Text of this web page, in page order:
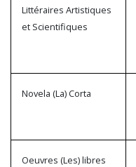
Littéraires Artistiques
et Scientifiques
Novela (La) Corta
Oeuvres (Les) libres